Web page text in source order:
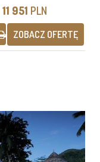
11 951 PLN
ZOBACZ OFERTĘ